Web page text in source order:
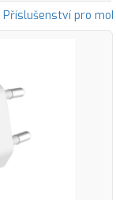
Příslušenství pro